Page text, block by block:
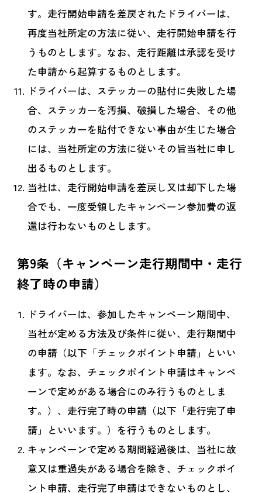
す。走行開始申請を差戻されたドライバーは、
再度当社所定の方法に従い、走行開始申請を行
うものとします。なお、走行距離は承認を受け
た申請から起算するものとします。
ドライバーは、ステッカーの貼付に失敗した場
合、ステッカーを汚損、破損した場合、その他
のステッカーを貼付できない事由が生じた場合
には、当社所定の方法に従いその旨当社に申し
出るものとします。
当社は、走行開始申請を差戻し又は却下した場
合でも、一度受領したキャンペーン参加費の返
還は行わないものとします。
第9条（キャンペーン走行期間中・走行
終了時の申請）
ドライバーは、参加したキャンペーン期間中、
当社が定める方法及び条件に従い、走行期間中
の申請（以下「チェックポイント申請」といい
ます。なお、チェックポイント申請はキャンペ
ーンで定めがある場合にのみ行うものとしま
す。）、走行完了時の申請（以下「走行完了申
請」といいます。）を行うものとします。
キャンペーンで定める期間経過後は、当社に故
意又は重過失がある場合を除き、チェックポイ
ント申請、走行完了申請はできないものとし、